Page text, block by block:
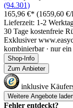
(94.301)
165,96 €* (1659,60
Lieferzeit: 1-2
30 Tage kostenfreie
Exklusiver
kombinierbar · nur
Shop-Info
Zum Anbieter
inklusive
Weitere Angebote
Fehler entdeckt?